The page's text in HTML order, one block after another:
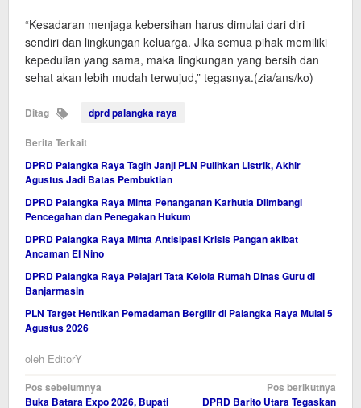
“Kesadaran menjaga kebersihan harus dimulai dari diri
sendiri dan lingkungan keluarga. Jika semua pihak memiliki
kepedulian yang sama, maka lingkungan yang bersih dan
sehat akan lebih mudah terwujud,” tegasnya.(zia/ans/ko)
Ditag dprd palangka raya
Berita Terkait
DPRD Palangka Raya Tagih Janji PLN Pulihkan Listrik, Akhir
Agustus Jadi Batas Pembuktian
DPRD Palangka Raya Minta Penanganan Karhutla Diimbangi
Pencegahan dan Penegakan Hukum
DPRD Palangka Raya Minta Antisipasi Krisis Pangan akibat
Ancaman El Nino
DPRD Palangka Raya Pelajari Tata Kelola Rumah Dinas Guru di
Banjarmasin
PLN Target Hentikan Pemadaman Bergilir di Palangka Raya Mulai 5
Agustus 2026
oleh EditorY
Navigasi
Pos sebelumnya
Buka Batara Expo 2026, Bupati
Pos berikutnya
DPRD Barito Utara Tegaskan